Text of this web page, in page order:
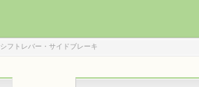
シフトレバー・サイドブレーキ